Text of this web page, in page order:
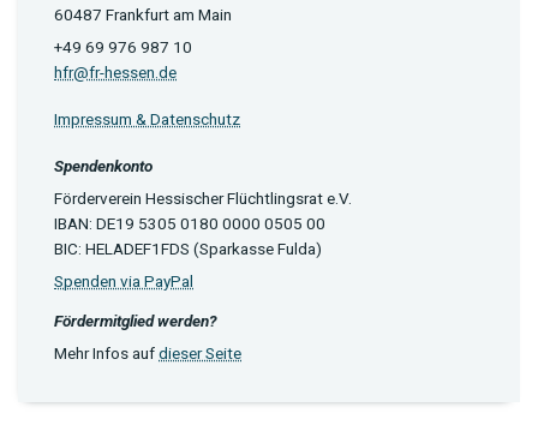
60487 Frankfurt am Main
+49 69 976 987 10
hfr@fr-hessen.de
Impressum & Datenschutz
Spendenkonto
Förderverein Hessischer Flüchtlingsrat e.V.
IBAN: DE19 5305 0180 0000 0505 00
BIC: HELADEF1FDS (Sparkasse Fulda)
Spenden via PayPal
Fördermitglied werden?
Mehr Infos aufdieser Seite